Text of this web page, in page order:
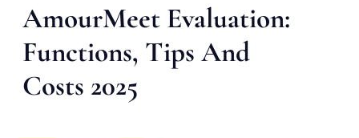
AmourMeet Evaluation:
Functions, Tips And
Costs 2025